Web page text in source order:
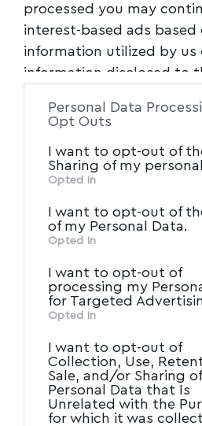
processed you may
interest-based ads based
information utilized by us
information disclosed to
of the further disclosure
of downstream
information may also be
Participantsthat may
other third parties.
Personal Data
Opt Outs
I want to opt-out of
Sharing of my
Opted In
I want to opt-out of
of my Personal Data.
Opted In
I want to opt-out of
processing my
for Targeted
Opted In
I want to opt-out of
Collection, Use,
Sale, and/or Sharing
Personal Data that Is
Unrelated with the
for which it was